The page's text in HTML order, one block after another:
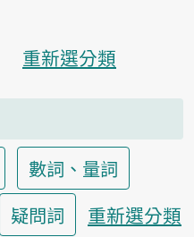
重新選分類
數詞、量詞
疑問詞 重新選分類